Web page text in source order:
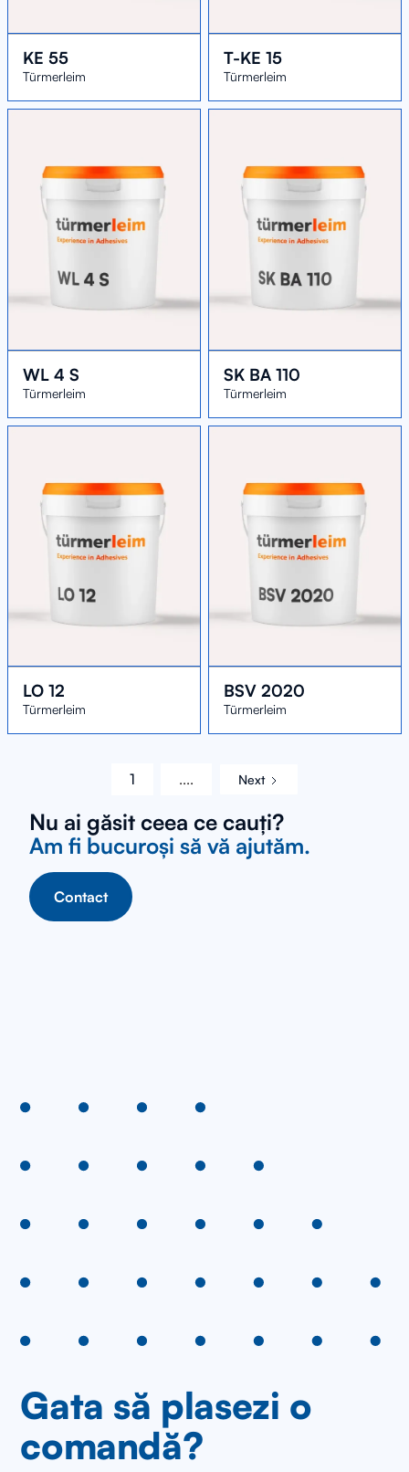
KE 55
Türmerleim
T-KE 15
Türmerleim
WL 4 S
Türmerleim
SK BA 110
Türmerleim
LO 12
Türmerleim
BSV 2020
Türmerleim
1 .... Next
Nu ai găsit ceea ce cauți?
Am fi bucuroși să vă ajutăm.
Contact
Gata să plasezi o
comandă?